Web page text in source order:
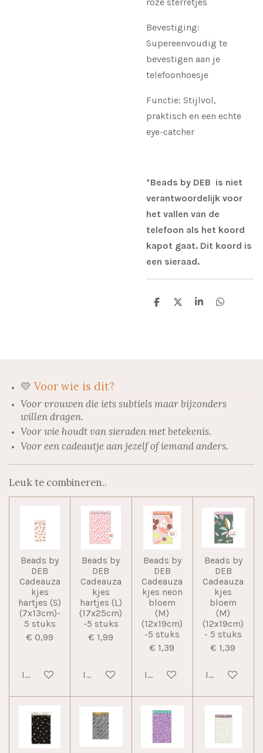
Bevestiging:
Supereenvoudig te
bevestigen aan je
telefoonhoesje
Functie: Stijlvol,
praktisch en een echte
eye-catcher
*Beads by DEB is niet
verantwoordelijk voor
het vallen van de
telefoon als het koord
kapot gaat. Dit koord is
een sieraad.
D
D
S
D
💛 Voor wie is dit?
Voor vrouwen die iets subtiels maar bijzonders
willen dragen.
Voor wie houdt van sieraden met betekenis.
Voor een cadeautje aan jezelf of iemand anders.
Leuk te combineren..
Beads by
DEB
Cadeauza
kjes
hartjes (S)
(7x13cm)-
5 stuks
€ 0,99
In winkelwagen
Beads by
DEB
Cadeauza
kjes
hartjes (L)
(17x25cm)
-5 stuks
€ 1,99
In winkelwagen
Beads by
DEB
Cadeauza
kjes neon
bloem
(M)
(12x19cm)
-5 stuks
€ 1,39
In winkelwagen
Beads by
DEB
Cadeauza
kjes
bloem
(M)
(12x19cm)
- 5 stuks
€ 1,39
In